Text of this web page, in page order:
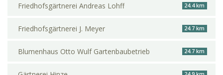
Friedhofsgärtnerei Andreas Lohff 24.4 km
Friedhofsgärtnerei J. Meyer 24.7 km
Blumenhaus Otto Wulf Gartenbaubetrieb 24.7 km